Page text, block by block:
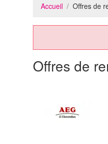
Accueil
Offres de
Offres de